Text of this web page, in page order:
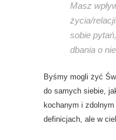
Masz
życia/
sobie
dbania o
Byśmy mogli żyć
do samych siebie,
kochanym i
definicjach, ale w